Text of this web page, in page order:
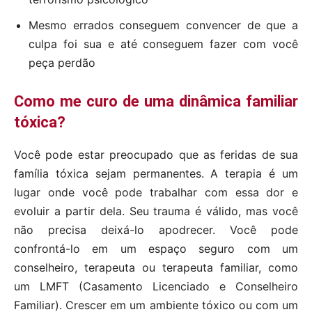
Mesmo errados conseguem convencer de que a
culpa foi sua e até conseguem fazer com você
peça perdão
Como me curo de uma dinâmica familiar
tóxica?
Você pode estar preocupado que as feridas de sua
família tóxica sejam permanentes. A terapia é um
lugar onde você pode trabalhar com essa dor e
evoluir a partir dela. Seu trauma é válido, mas você
não precisa deixá-lo apodrecer. Você pode
confrontá-lo em um espaço seguro com um
conselheiro, terapeuta ou terapeuta familiar, como
um LMFT (Casamento Licenciado e Conselheiro
Familiar). Crescer em um ambiente tóxico ou com um